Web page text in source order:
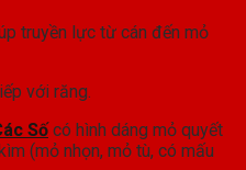
truyền lực từ cán đến mỏ
với răng.
Số có hình dáng mỏ quyết
(mỏ nhọn, mỏ tù, có mấu